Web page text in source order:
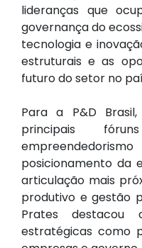
lideranças que
governança do
tecnologia e
estruturais e as
futuro do setor no
Para a P&D
principais
posicionamento da
articulação mais
produtivo e gestão
Prates destacou
estratégicas como